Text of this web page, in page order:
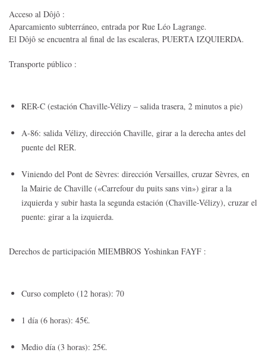
Acceso al Dôjô :
Aparcamiento subterráneo, entrada por Rue Léo Lagrange.
El Dôjô se encuentra al final de las escaleras, PUERTA IZQUIERDA.
Transporte público :
RER-C (estación Chaville-Vélizy – salida trasera, 2 minutos a pie)
A-86: salida Vélizy, dirección Chaville, girar a la derecha antes del
puente del RER.
Viniendo del Pont de Sèvres: dirección Versailles, cruzar Sèvres, en
la Mairie de Chaville («Carrefour du puits sans vin») girar a la
izquierda y subir hasta la segunda estación (Chaville-Vélizy), cruzar el
puente: girar a la izquierda.
Derechos de participación MIEMBROS Yoshinkan FAYF :
Curso completo (12 horas): 70
1 día (6 horas): 45€.
Medio día (3 horas): 25€.